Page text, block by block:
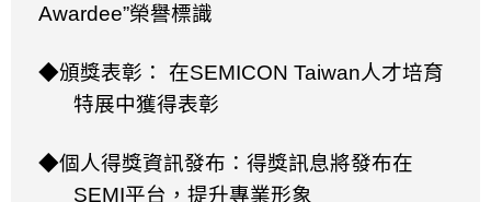
Awardee”榮譽標識
◆頒獎表彰： 在SEMICON Taiwan人才培育
特展中獲得表彰
◆個人得獎資訊發布：得獎訊息將發布在
SEMI平台，提升專業形象